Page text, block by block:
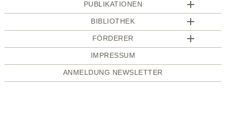
PUBLIKATIONEN
BIBLIOTHEK
FÖRDERER
IMPRESSUM
ANMELDUNG NEWSLETTER